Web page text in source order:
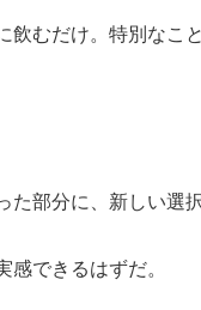
飲むだけ。特別なこ
部分に、新しい選
できるはずだ。